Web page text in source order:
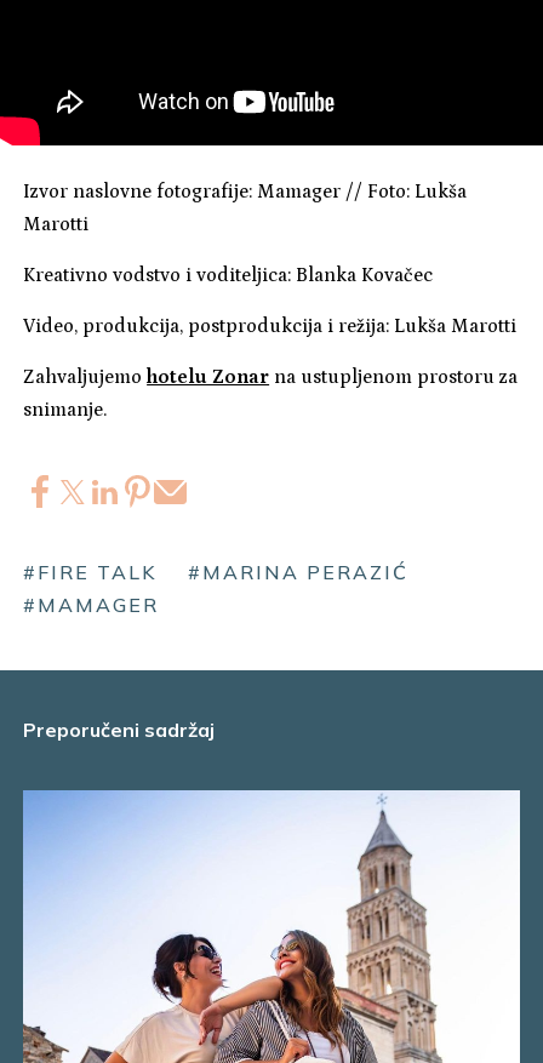
Izvor naslovne fotografije: Mamager // Foto: Lukša
Marotti
Kreativno vodstvo i voditeljica: Blanka Kovačec
Video, produkcija, postprodukcija i režija: Lukša Marotti
Zahvaljujemohotelu Zonar na ustupljenom prostoru za
snimanje.
#FIRE TALK
#MARINA PERAZIĆ
#MAMAGER
Preporučeni sadržaj